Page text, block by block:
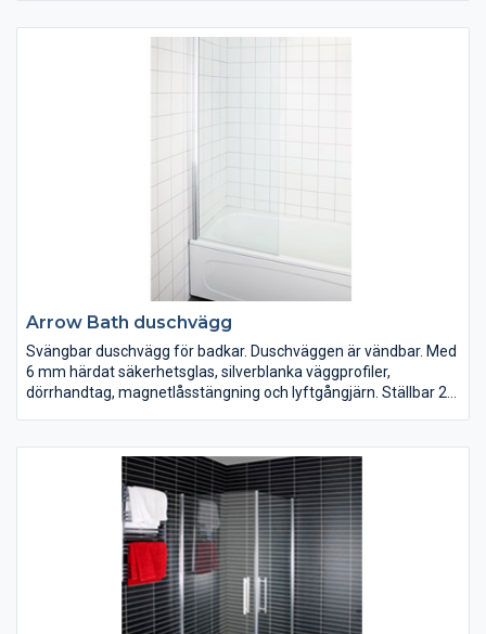
tonat säkerhetsglas. 850x1150 mm. Höjd 2170 mm.
Arrow Bath duschvägg
Svängbar duschvägg för badkar. Duschväggen är vändbar. Med
6 mm härdat säkerhetsglas, silverblanka väggprofiler,
dörrhandtag, magnetlåsstängning och lyftgångjärn. Ställbar 20